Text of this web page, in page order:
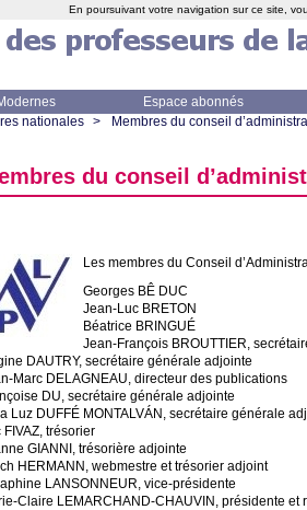
Espace abonnés
nationales > Membres du conseil
du conseil
Les membres du Conseil
Georges BÊ DUC
Jean-Luc BRETON
Béatrice BRINGU É
Jean-François BROUTTIER,
DAUTRY, secrétaire générale adjointe
Marc DELAGNEAU, directeur des publications
DU, secrétaire générale adjointe
Luz DUFFÉ MONTALVÁN, secrétaire générale
FIVAZ, trésorier
GIANNI , trésorière adjointe
HERMANN , webmestre et trésorier adjoint
LANSONNEUR, vice-présidente
Claire LEMARCHAND-CHAUVIN , présidente et
En poursuivant votre navigation sur ce site,